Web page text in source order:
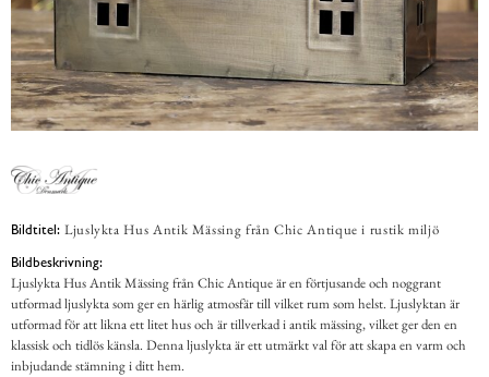
Bildtitel: Ljuslykta Hus Antik Mässing från Chic Antique i rustik miljö
Bildbeskrivning:
Ljuslykta Hus Antik Mässing från Chic Antique är en förtjusande och noggrant
utformad ljuslykta som ger en härlig atmosfär till vilket rum som helst. Ljuslyktan är
utformad för att likna ett litet hus och är tillverkad i antik mässing, vilket ger den en
klassisk och tidlös känsla. Denna ljuslykta är ett utmärkt val för att skapa en varm och
inbjudande stämning i ditt hem.